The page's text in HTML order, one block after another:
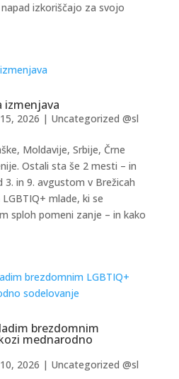
izkoriščajo za svojo
izmenjava
2026 | Uncategorized @sl
Moldavije, Srbije, Črne
Ostali sta še 2 mesti – in
in 9. avgustom v Brežicah
mlade, ki se
sploh pomeni zanje – in kako
brezdomnim
mednarodno
2026 | Uncategorized @sl